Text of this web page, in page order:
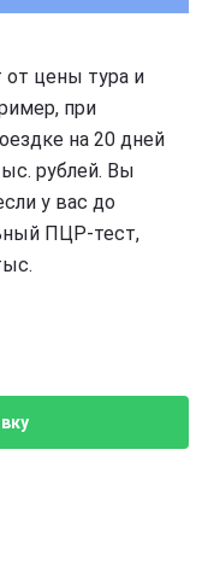
от цены тура и
при
на 20 дней
рублей. Вы
у вас до
ПЦР-тест,